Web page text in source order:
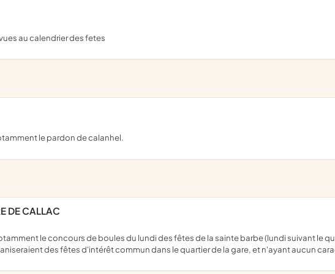
au calendrier des fetes
le pardon de calanhel.
DE CALLAC
des fêtes d'intérêt commun dans le quartier de la gare, et n'ayant aucun